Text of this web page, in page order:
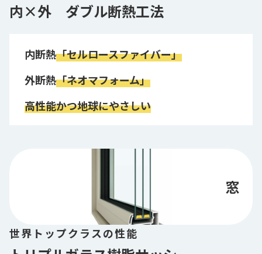
内×外　ダブル断熱工法
内断熱「セルロースファイバー」
外断熱「ネオマフォーム」
高性能かつ地球にやさしい
窓
世界トップクラスの性能